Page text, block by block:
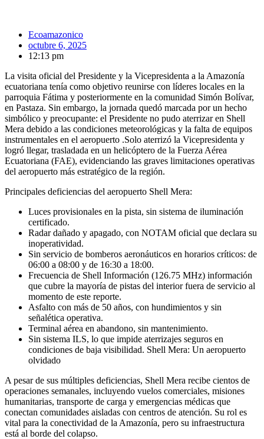
Ecoamazonico
octubre 6, 2025
12:13 pm
La visita oficial del Presidente y la Vicepresidenta a la Amazonía
ecuatoriana tenía como objetivo reunirse con líderes locales en la
parroquia Fátima y posteriormente en la comunidad Simón Bolívar,
en Pastaza. Sin embargo, la jornada quedó marcada por un hecho
simbólico y preocupante: el Presidente no pudo aterrizar en Shell
Mera debido a las condiciones meteorológicas y la falta de equipos
instrumentales en el aeropuerto .Solo aterrizó la Vicepresidenta y
logró llegar, trasladada en un helicóptero de la Fuerza Aérea
Ecuatoriana (FAE), evidenciando las graves limitaciones operativas
del aeropuerto más estratégico de la región.
Principales deficiencias del aeropuerto Shell Mera:
Luces provisionales en la pista, sin sistema de iluminación
certificado.
Radar dañado y apagado, con NOTAM oficial que declara su
inoperatividad.
Sin servicio de bomberos aeronáuticos en horarios críticos: de
06:00 a 08:00 y de 16:30 a 18:00.
Frecuencia de Shell Información (126.75 MHz) información
que cubre la mayoría de pistas del interior fuera de servicio al
momento de este reporte.
Asfalto con más de 50 años, con hundimientos y sin
señalética operativa.
Terminal aérea en abandono, sin mantenimiento.
Sin sistema ILS, lo que impide aterrizajes seguros en
condiciones de baja visibilidad. Shell Mera: Un aeropuerto
olvidado
A pesar de sus múltiples deficiencias, Shell Mera recibe cientos de
operaciones semanales, incluyendo vuelos comerciales, misiones
humanitarias, transporte de carga y emergencias médicas que
conectan comunidades aisladas con centros de atención. Su rol es
vital para la conectividad de la Amazonía, pero su infraestructura
está al borde del colapso.